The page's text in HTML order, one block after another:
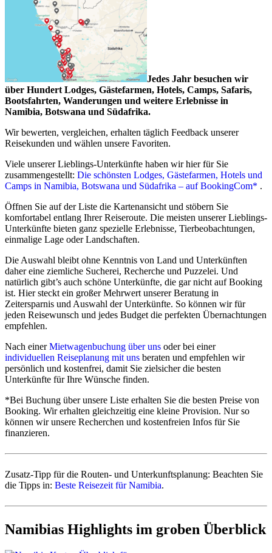
Es bestehen aktuell keine Reisewarnungen.
Detaillierte Tipps und Infos finden Sie hier:
durch Namibia - Gefahren vermeiden, sicher reisen
Offizielle Hinweise finden Sie beiAuswärtiges Amt -
Reisehinweise Namibia
Einfache Einreise
In Namibia wird EU-Bürgern unkompliziert online
Wir empfehlen und erklären unseren Kunden die Online-
Variante.
Offizielle Infos finden Sie unter:
Namibia - Visa on
Arrival - Infos und Antrag.
Für Südafrika und Botswanagenügt für Bürger aus
Deutschland, Schweiz, Österreich und fast der gesamten
EU ein Reisepass mit 2 freien Seiten pro Land, noch 6
Monate gültig nach Reise-Ende.
Für Simbabwe und Sambia(z.B. für die Victoria-
Fälle) wird unkompliziert online vorab oder bei Einreise
ein Visa on Arrival ausgestellt. ( 2026 wird die Online-
Ausstellung eventuell Pflicht.)
Achtung:In Namibia und im südlichen Afrikabenötigen Sie
zusätzliche Dokumente für Reisen mit Kindern.
Keine Pflichtimpfungen, optionale Impfempfehlungen, je
nach Reiseregion Malariaprophylaxe
Es bestehen keine Pflichtimpfungen für Namibia, Botswana
und Simbabwe.
bestehende Gelbfieberimpfung kontrolliert.
Malariarisiken bestehen abhängig von der Reiseregion:
Viele Highlights Namibias sind malariafrei, z.B.
Naukluftberge, Erongo, Spitzkoppe, Damaraland,
Kaokoveld.
nordöstlich, also auch die Sambesi-Region (ehemals
an den Flüssen z.B. mit den Epupa-Fällen gelten als
Malariagebiete, ebenso wie große Teile Botswanas.
Jedes Jahr besuchen wir
über Hundert Lodges, Gästefarmen, Hotels, Camps, Safaris,
Bootsfahrten, Wanderungen und weitere Erlebnisse in
Namibia, Botswana und Südafrika.
Wir bewerten, vergleichen, erhalten täglich Feedback unserer
Reisekunden und wählen unsere Favoriten.
Viele unserer Lieblings-Unterkünfte haben wir hier für Sie
zusammengestellt: Die schönsten Lodges, Gästefarmen, Hotels und
Camps in Namibia, Botswana und Südafrika – auf BookingCom* .
Öffnen Sie auf der Liste die Kartenansicht und stöbern Sie
komfortabel entlang Ihrer Reiseroute. Die meisten unserer Lieblings-
Unterkünfte bieten ganz spezielle Erlebnisse, Tierbeobachtungen,
einmalige Lage oder Landschaften.
Die Auswahl bleibt ohne Kenntnis von Land und Unterkünften
daher eine ziemliche Sucherei, Recherche und Puzzelei. Und
natürlich gibt’s auch schöne Unterkünfte, die gar nicht auf Booking
ist. Hier steckt ein großer Mehrwert unserer Beratung in
Zeitersparnis und Auswahl der Unterkünfte. So können wir für
jeden Reisewunsch und jedes Budget die perfekten Übernachtungen
empfehlen.
Nach einerMietwagenbuchung über uns oder bei einer
individuellen Reiseplanung mit uns beraten und empfehlen wir
persönlich und kostenfrei, damit Sie zielsicher die besten
Unterkünfte für Ihre Wünsche finden.
*Bei Buchung über unsere Liste erhalten Sie die besten Preise von
Booking. Wir erhalten gleichzeitig eine kleine Provision. Nur so
können wir unsere Recherchen und kostenfreien Infos für Sie
finanzieren.
Zusatz-Tipp für die Routen- und Unterkunftsplanung: Beachten Sie
die Tipps in: Beste Reisezeit für Namibia.
Namibias Highlights im groben Überblick